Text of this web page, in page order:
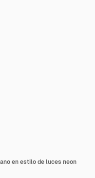
en estilo de luces neon